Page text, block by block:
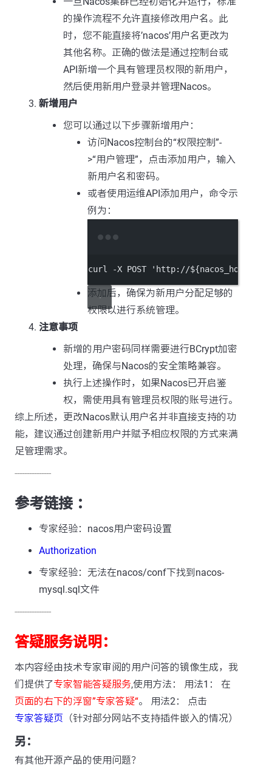
的操作流程不允许直接修改用户名。此
时，您不能直接将’nacos’用户名更改为
其他名称。正确的做法是通过控制台或
API新增一个具有管理员权限的新用户，
然后使用新用户登录并管理Nacos。
新增用户
您可以通过以下步骤新增用户：
访问Nacos控制台的“权限控制”-
>“用户管理”，点击添加用户，输入
新用户名和密码。
或者使用运维API添加用户，命令示
例为：
curl -X POST 'http://
添加后，确保为新用户分配足够的
权限以进行系统管理。
注意事项
新增的用户密码同样需要进行BCrypt加密
处理，确保与Nacos的安全策略兼容。
执行上述操作时，如果Nacos已开启鉴
权，需使用具有管理员权限的账号进行。
综上所述，更改Nacos默认用户名并非直接支持的功
能，建议通过创建新用户并赋予相应权限的方式来满
足管理需求。
---------------
参考链接 ：
专家经验：nacos用户密码设置
Authorization
专家经验：无法在nacos/conf下找到nacos-
mysql.sql文件
---------------
答疑服务说明：
本内容经由技术专家审阅的用户问答的镜像生成，我
们提供了专家智能答疑服务,使用方法： 用法1： 在
页面的右下的浮窗”专家答疑“。 用法2： 点击
专家答疑页 （针对部分网站不支持插件嵌入的情况）
另：
有其他开源产品的使用问题？